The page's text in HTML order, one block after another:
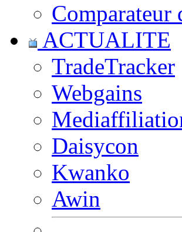
Comparateur
ACTUALITE
TradeTracker
Webgains
Daisycon
Kwanko
Awin